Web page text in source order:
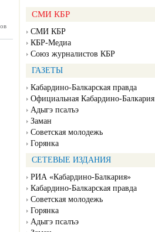
СМИ КБР
СМИ КБР
КБР-Медиа
Союз журналистов КБР
ГАЗЕТЫ
Кабардино-Балкарская правда
Официальная Кабардино-Балкария
Адыгэ псалъэ
Заман
Советская молодежь
Горянка
СЕТЕВЫЕ ИЗДАНИЯ
РИА «Кабардино-Балкария»
Кабардино-Балкарская правда
Советская молодежь
Горянка
Адыгэ псалъэ
№32